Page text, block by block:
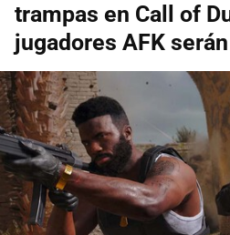
trampas en Call of
jugadores AFK